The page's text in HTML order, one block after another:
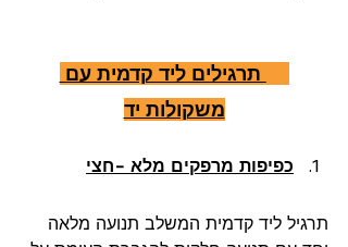
10 תרגילים ליד קדמית עם
משקולות יד
כפיפות מרפקים מלא -חצי
תרגיל ליד קדמית המשלב תנועה מלאה